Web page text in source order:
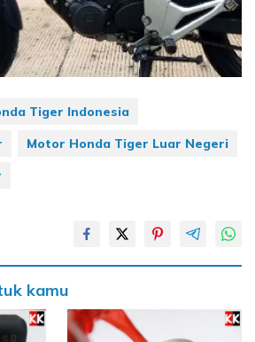
Tiger Indonesia
Motor Honda Tiger Luar Negeri
kamu